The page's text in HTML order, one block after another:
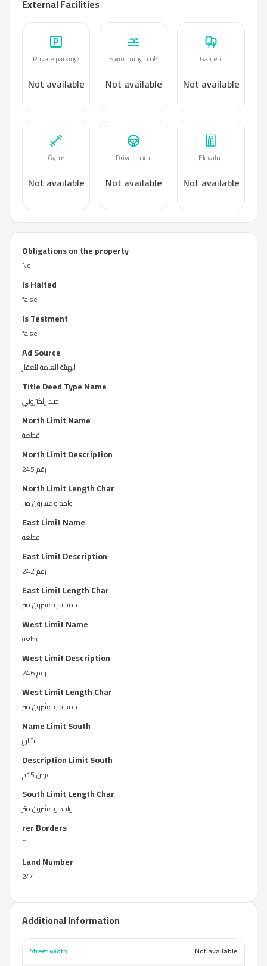
External Facilities
Private parking:
Not available
Swimming pool:
Not available
Garden:
Not available
Gym:
Not available
Driver room:
Not available
Elevator:
Not available
Obligations on the property
No
Is Halted
false
Is Testment
false
Ad Source
الهيئة العامة للعقار
Title Deed Type Name
صك إلكتروني
North Limit Name
قطعة
North Limit Description
رقم 245
North Limit Length Char
واحد و عشرون متر
East Limit Name
قطعة
East Limit Description
رقم 242
East Limit Length Char
خمسة و عشرون متر
West Limit Name
قطعة
West Limit Description
رقم 246
West Limit Length Char
خمسة و عشرون متر
Name Limit South
شارع
Description Limit South
عرض 15م
South Limit Length Char
واحد و عشرون متر
rer Borders
[]
Land Number
244
Additional Information
Street width
Not available